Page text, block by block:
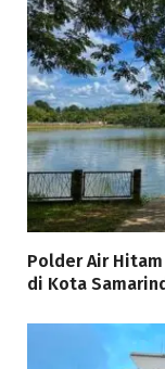
Polder Air
di Kota